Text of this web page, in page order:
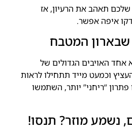
תאהב את הרעיון, אז
איפה אפשר.
אחד האויבים הגדולים של
וכמעט מייד תתחילו לראות
“ריחני” יותר, השתמשו